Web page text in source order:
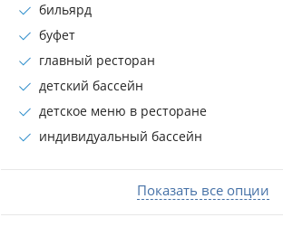
бильярд
буфет
главный ресторан
детский бассейн
детское меню в ресторане
индивидуальный бассейн
Показать все опции